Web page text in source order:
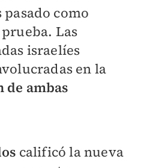
pasado como
Las
israelíes
en la
de ambas
calificó la nueva